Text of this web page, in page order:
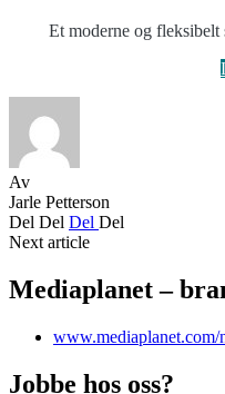
Et moderne og fleksibelt
Av
Jarle Petterson
Del Del Del Del
Next article
Mediaplanet –
www.mediaplanet.com/
Jobbe hos oss?